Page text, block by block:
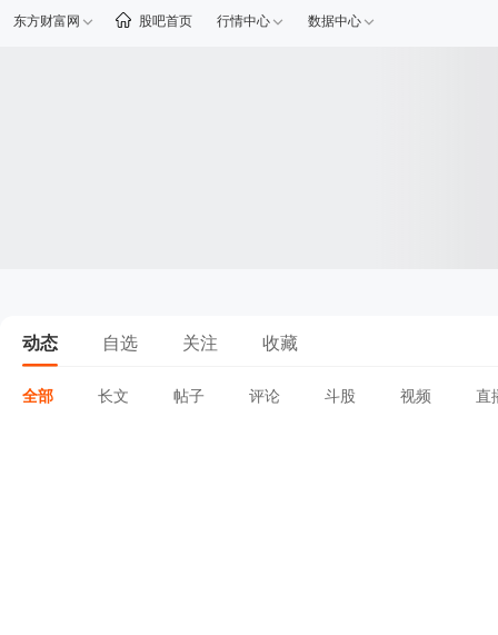
东方财富网 股吧首页 行情中心 数据中心
动态 自选 关注 收藏
全部 长文 帖子 评论 斗股 视频 直